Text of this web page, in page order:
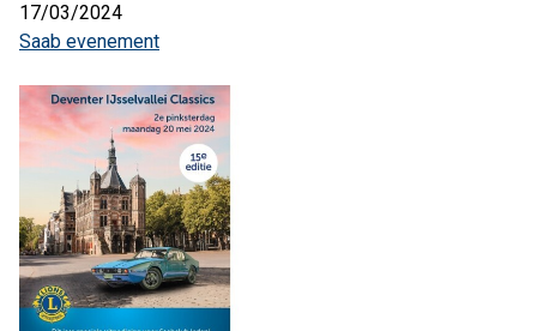
17/03/2024
Saab evenement